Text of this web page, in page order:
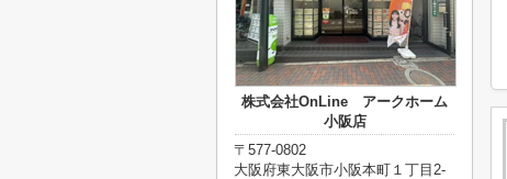
株式会社OnLine アークホーム
小阪店
〒577-0802
大阪府東大阪市小阪本町１丁目2-